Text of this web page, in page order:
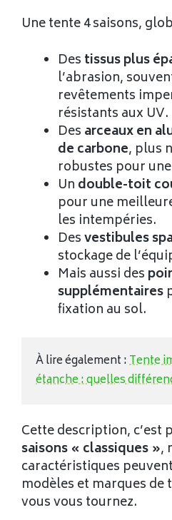
Une tente 4 saisons,
Des tissus plus
l’abrasion,
revêtements
résistants aux UV.
Des arceaux en
de carbone, plus
robustes pour
Un double-toit
pour une
les intempéries.
Desvestibules
stockage de
Mais aussi des
supplémentaires
fixation au sol.
À lire également : Tente
étanche : quelles
Cette description, c’est
saisons « classiques »,
caractéristiques
modèles et marques
vous vous tournez.